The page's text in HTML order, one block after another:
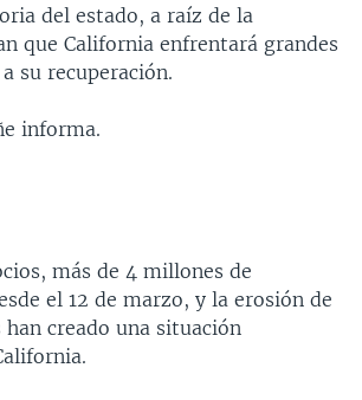
[RADIO]
del estado, a raíz de la
que California enfrentará grandes
su recuperación.
informa.
más de 4 millones de
el 12 de marzo, y la erosión de
creado una situación